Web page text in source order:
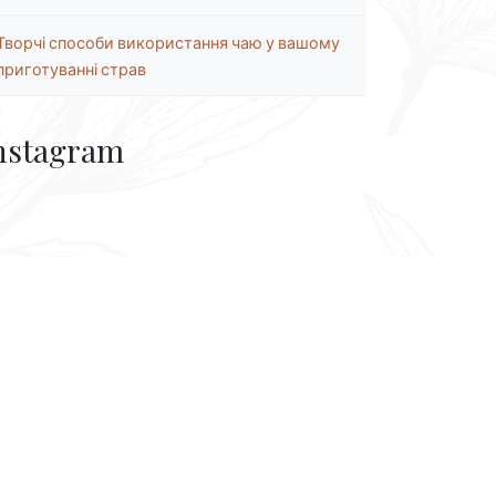
способи використання чаю у вашому
страв